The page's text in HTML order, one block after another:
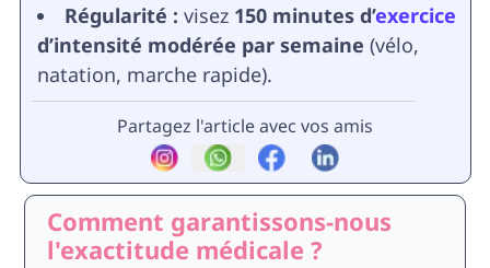
Régularité : visez 150 minutes d’exercice
d’intensité modérée par semaine (vélo,
natation, marche rapide).
Partagez l'article avec vos amis
Comment garantissons-nous
l'exactitude médicale ?